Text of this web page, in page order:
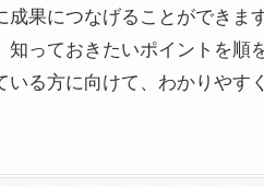
成果につなげることができま
知っておきたいポイントを
いる方に向けて、わかりやす